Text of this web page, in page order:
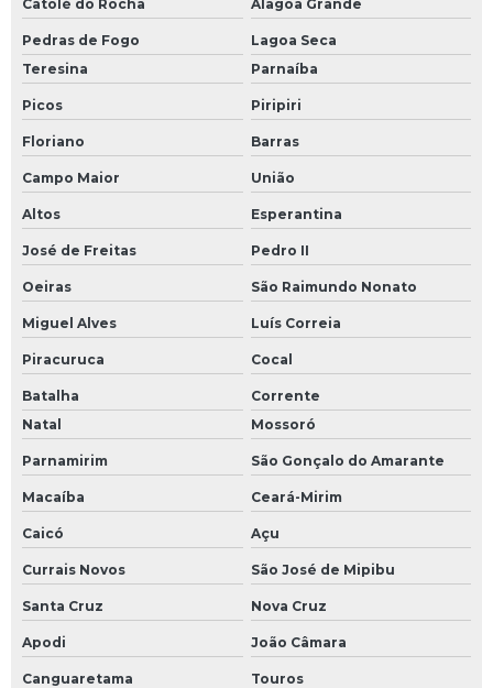
Catolé do Rocha Alagoa Grande
Pedras de Fogo
Lagoa Seca
Teresina
Parnaíba
Picos Piripiri
Floriano Barras
Campo Maior União
Altos Esperantina
José de Freitas Pedro II
Oeiras São Raimundo Nonato
Miguel Alves Luís Correia
Piracuruca Cocal
Batalha
Corrente
Natal
Mossoró
Parnamirim São Gonçalo do Amarante
Macaíba Ceará-Mirim
Caicó Açu
Currais Novos São José de Mipibu
Santa Cruz Nova Cruz
Apodi João Câmara
Canguaretama Touros